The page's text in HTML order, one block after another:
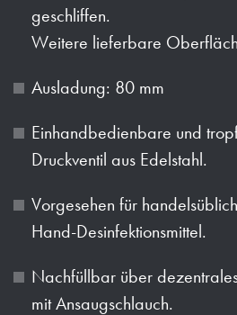
geschliffen.
Weitere lieferbare
Ausladung: 80 mm
Einhandbedienbare und
Druckventil aus Edelstahl.
Vorgesehen für
Hand-Desinfektionsmittel.
Nachfüllbar über
mit Ansaugschlauch.